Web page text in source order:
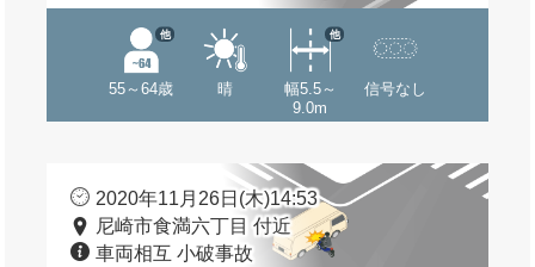
55～64歳
他
晴
幅5.5～
9.0m
他
信号なし
2020年11月26日(木)14:53
尼崎市食満六丁目 付近
車両相互 小破事故